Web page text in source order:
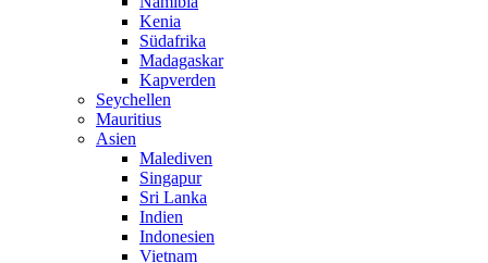
Kenia
Südafrika
Madagaskar
Kapverden
Seychellen
Mauritius
Asien
Malediven
Singapur
Sri Lanka
Indien
Indonesien
Vietnam